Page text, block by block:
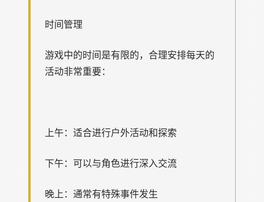
时间管理
游戏中的时间是有限的，合理安排每天的
活动非常重要：
上午：适合进行户外活动和探索
下午：可以与角色进行深入交流
晚上：通常有特殊事件发生